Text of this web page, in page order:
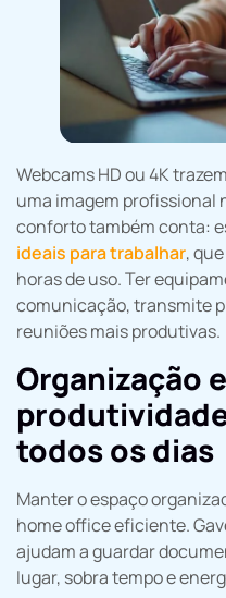
Webcams HD ou 4K
uma imagem profissional
conforto também conta:
ideais para trabalhar,
horas de uso. Ter
comunicação, transmite
reuniões mais produtivas.
Organização
todos os dias
Manter o espaço
home office eficiente.
ajudam a guardar
lugar, sobra tempo e